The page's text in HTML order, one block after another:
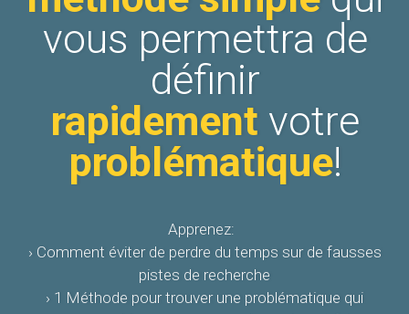
vous permettra de
définir
rapidement votre
problématique!
Apprenez:
› Comment éviter de perdre du temps sur de fausses
pistes de recherche
› 1 Méthode pour trouver une problématique qui